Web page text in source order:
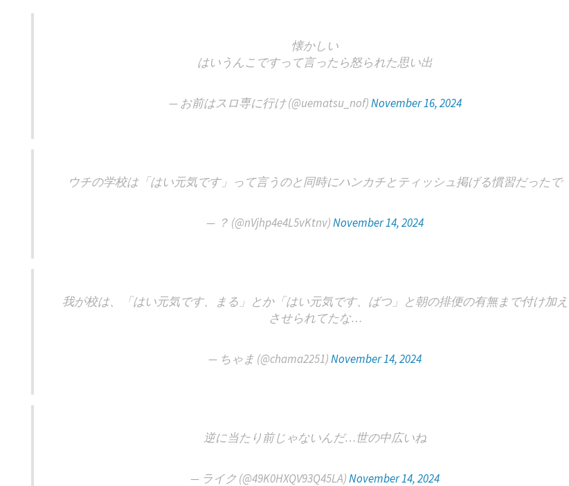
懐かしい
はいうんこですって言ったら怒られた思い出
— お前はスロ専に行け (@uematsu_nof)November 16, 2024
ウチの学校は「はい元気です」って言うのと同時にハンカチとティッシュ掲げる慣習だったで
— ？ (@nVjhp4e4L5vKtnv)November 14, 2024
我が校は、「はい元気です、まる」とか「はい元気です、ばつ」と朝の排便の有無まで付け加え
させられてたな…
— ちゃま (@chama2251)November 14, 2024
逆に当たり前じゃないんだ…世の中広いね
— ライク (@49K0HXQV93Q45LA)November 14, 2024